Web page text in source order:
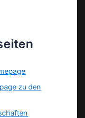
zu den